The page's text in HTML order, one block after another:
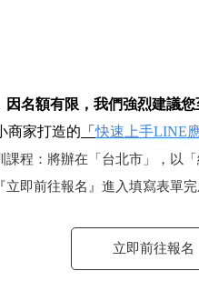
因名額有限，我們強烈建議
商家打造的 「快速上手LINE
課程：將辦在「台北市」，以
即前往報名』進入填寫表單完
立即前往報名